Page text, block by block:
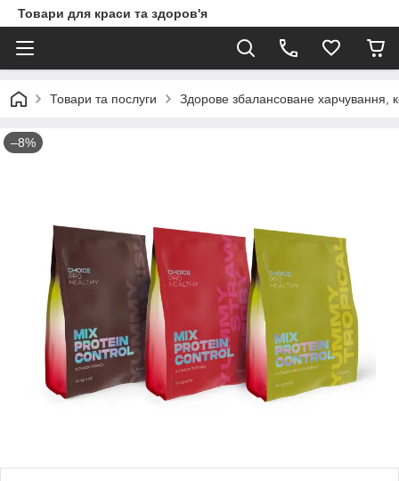
Товари для краси та здоров'я
Товари та послуги Здорове збалансоване харчування,
–8%